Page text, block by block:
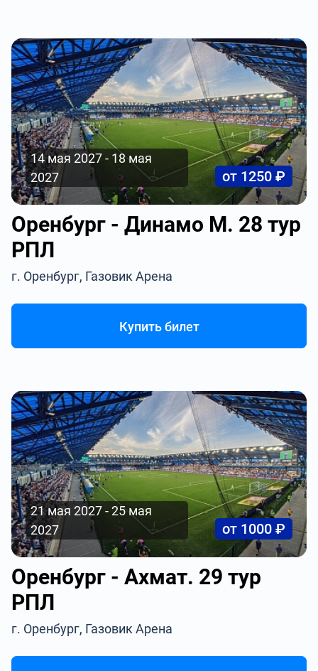
14 мая 2027 - 18 мая
2027
от 1250 ₽
Оренбург - Динамо М. 28 тур
РПЛ
г. Оренбург, Газовик Арена
Купить билет
21 мая 2027 - 25 мая
2027
от 1000 ₽
Оренбург - Ахмат. 29 тур
РПЛ
г. Оренбург, Газовик Арена